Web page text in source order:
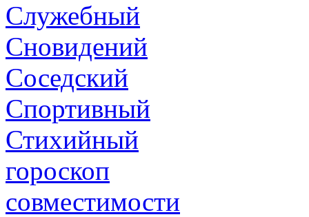
Служебный
Сновидений
Соседский
Спортивный
Стихийный
гороскоп
совместимости